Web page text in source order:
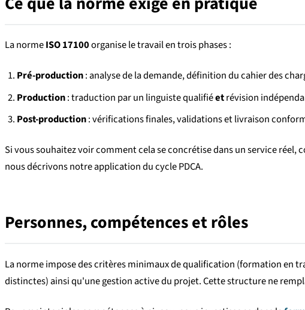
La normeISO 17100organise le travail en trois phases :
Pré-production: analyse de la demande, définition du cahier des
Production: traduction par un linguiste qualifiéetrévision
Post-production: vérifications finales, validations et livraison
Si vous souhaitez voir comment cela se concrétise dans un service réel,
nous décrivons notre application du cycle PDCA.
Personnes, compétences et rôles
La norme impose des critères minimaux de qualification (formation en
distinctes) ainsi qu'une gestion active du projet. Cette structure ne